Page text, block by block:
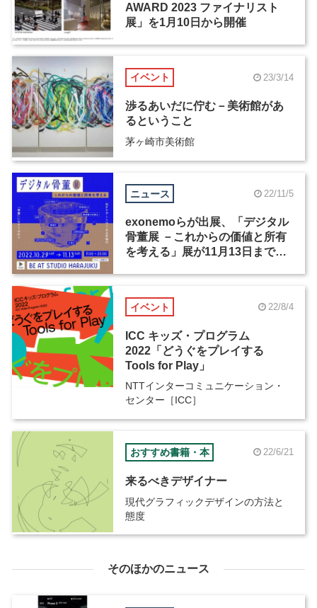
AWARD 2023 ファイナリスト
展」を1月10日から開催
イベント 23/3/14
渉るあいだに佇む－美術館があ
るということ
茅ヶ崎市美術館
ニュース 22/11/5
exonemoらが出展、「デジタル
骨董展 －これからの価値と所有
を考える」展が11月13日まで開
イベント 22/8/4
ICC キッズ・プログラム
2022「どうぐをプレイする
Tools for Play」
NTTインターコミュニケーション・
センター［ICC］
おすすめ書籍・本 22/6/21
来るべきデザイナー
現代グラフィックデザインの方法と
態度
そのほかのニュース